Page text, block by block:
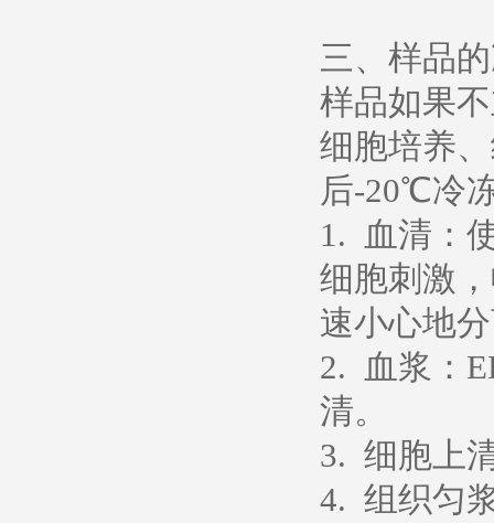
三、样品
样品如果
细胞培养
后-20℃冷
1. 血清：
细胞刺激
速小心地
2. 血浆：
清。
3. 细胞上
4. 组织匀